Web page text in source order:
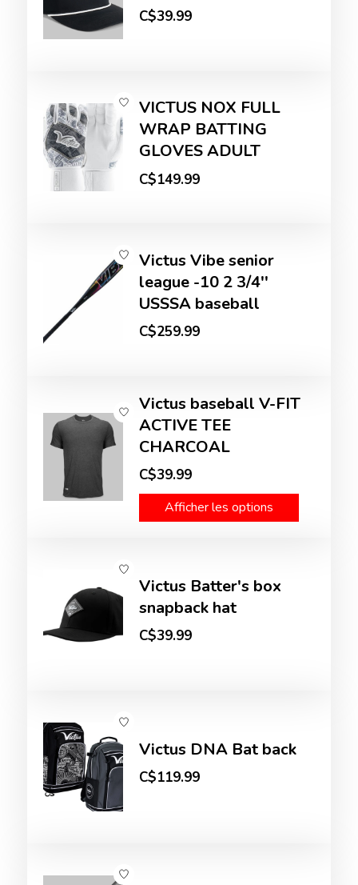
C$39.99
VICTUS NOX FULL
WRAP BATTING
GLOVES ADULT
C$149.99
Victus Vibe senior
league -10 2 3/4''
USSSA baseball
C$259.99
Victus baseball V-FIT
ACTIVE TEE
CHARCOAL
C$39.99
Afficher les options
Victus Batter's box
snapback hat
C$39.99
Victus DNA Bat back
C$119.99